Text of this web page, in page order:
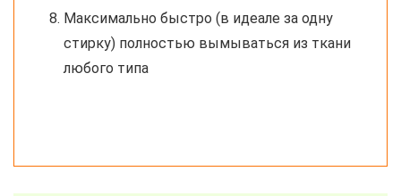
Максимально быстро (в идеале за одну
стирку) полностью вымываться из ткани
любого типа